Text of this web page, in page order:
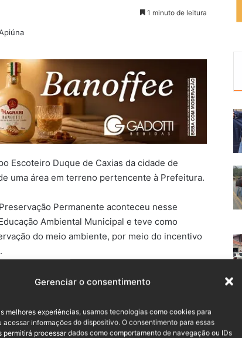
Gerenciar o consentimento
melhores experiências, usamos tecnologias como cookies para
acessar informações do dispositivo. O consentimento para essas
permitirá processar dados como comportamento de navegação ou IDs
1 minuto de leitura
Escoteiro Duque de Caxias da cidade de
uma área em terreno pertencente à Prefeitura.
Permanente aconteceu nesse
Ambiental Municipal e teve como
do meio ambiente, por meio do incentivo